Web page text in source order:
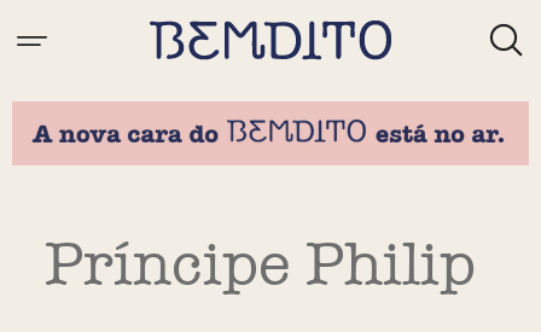
Príncipe Philip